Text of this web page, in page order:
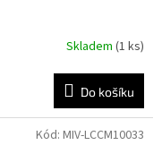
Skladem (1 ks)
Do košíku
Kód: MIV-LCCM10033